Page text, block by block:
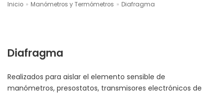
Inicio » Manómetros y Termómetros » Diafragma
Diafragma
Realizados para aislar el elemento sensible de
manómetros, presostatos, transmisores electrónicos de